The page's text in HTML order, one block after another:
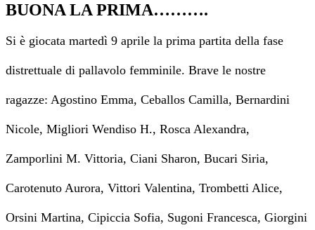
BUONA LA PRIMA……….
Si è giocata martedì 9 aprile la prima partita della fase
distrettuale di pallavolo femminile. Brave le nostre
ragazze: Agostino Emma, Ceballos Camilla, Bernardini
Nicole, Migliori Wendiso H., Rosca Alexandra,
Zamporlini M. Vittoria, Ciani Sharon, Bucari Siria,
Carotenuto Aurora, Vittori Valentina, Trombetti Alice,
Orsini Martina, Cipiccia Sofia, Sugoni Francesca, Giorgini